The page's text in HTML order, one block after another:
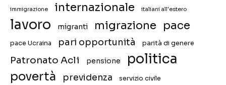
immigrazione internazionale italiani all'estero
lavoro migranti migrazione pace
pace Ucraina pari opportunità parità di genere
Patronato Acli pensione politica
povertà previdenza servizio civile